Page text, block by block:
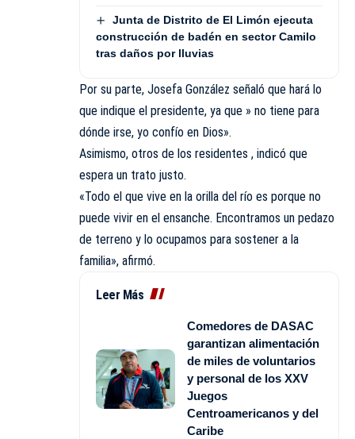
Junta de Distrito de El Limón ejecuta
construcción de badén en sector Camilo
tras daños por lluvias
Por su parte, Josefa González señaló que hará lo
que indique el presidente, ya que » no tiene para
dónde irse, yo confío en Dios».
Asimismo, otros de los residentes , indicó que
espera un trato justo.
«Todo el que vive en la orilla del río es porque no
puede vivir en el ensanche. Encontramos un pedazo
de terreno y lo ocupamos para sostener a la
familia», afirmó.
Leer Más
Comedores de DASAC
garantizan alimentación
de miles de voluntarios
y personal de los XXV
Juegos
Centroamericanos y del
Caribe